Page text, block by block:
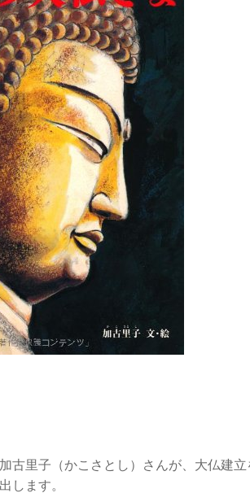
古里子（かこさとし）さんが、大仏建立
します。